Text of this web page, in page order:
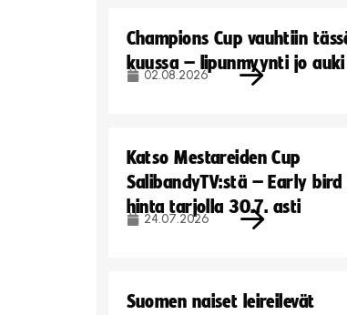
Champions Cup vauhtiin
kuussa – lipunmyynti jo auki
02.08.2026
Katso Mestareiden Cup
SalibandyTV:stä – Early
hinta tarjolla 30.7. asti
24.07.2026
Suomen naiset leireilevät